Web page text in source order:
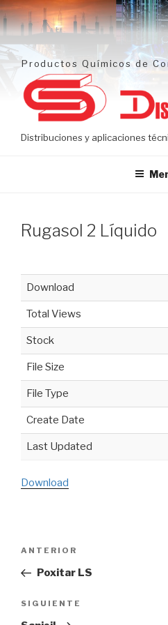
Ir
al
contenido
Productos Químicos de
Distribuciones y aplicaciones
Rugasol 2 Líquido
Download
Total Views
Stock
File Size
File Type
Create Date
Last Updated
Download
Navegación
Entrada
anterior:
ANTERIOR
Poxitar LS
Siguiente
entrada
SIGUIENTE